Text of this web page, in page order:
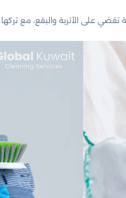
على الأتربة والبقع، مع